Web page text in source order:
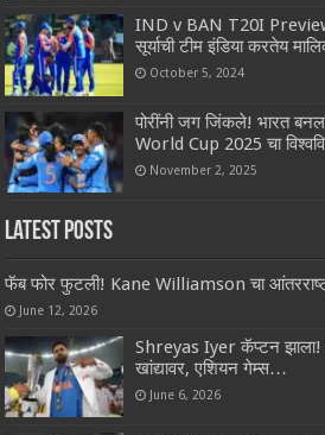
IND v BAN T20I
सूर्याची टीम इंडिया करतेय
October 5, 2024
पोरींनी जग जिंकले! भारत
World Cup 2025 चा
November 2, 2025
Latest Posts
फॅब फोर फुटली! Kane Williamson चा
June 12, 2026
Shreyas Iyer कॅप्टन झाला!
खांद्यावर, एशियन गेम्स…
June 6, 2026